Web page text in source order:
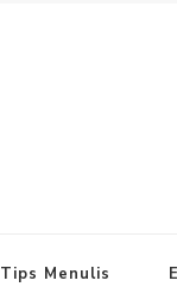
Tips Menulis